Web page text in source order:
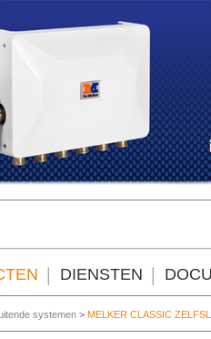
DIENSTEN
systemen > MELKER CLASSIC